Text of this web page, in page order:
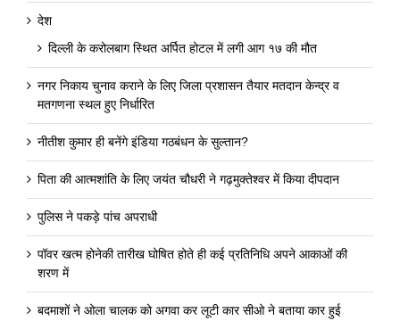
देश
दिल्ली के करोलबाग स्थित अर्पित होटल में लगी आग १७ की मौत
नगर निकाय चुनाव कराने के लिए जिला प्रशासन तैयार मतदान केन्द्र व
मतगणना स्थल हुए निर्धारित
नीतीश कुमार ही बनेंगे इंडिया गठबंधन के सुल्तान?
पिता की आत्मशांति के लिए जयंत चौधरी ने गढ़मुक्तेश्वर में किया दीपदान
पुलिस ने पकड़े पांच अपराधी
पॉवर खत्म होनेकी तारीख घोषित होते ही कई प्रतिनिधि अपने आकाओं की
शरण में
बदमाशों ने ओला चालक को अगवा कर लूटी कार सीओ ने बताया कार हुई